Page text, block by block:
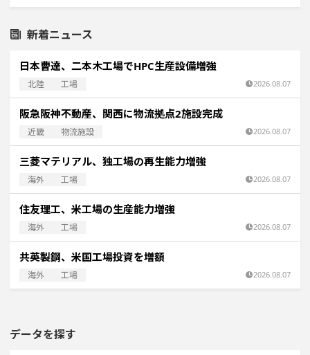
新着ニュース
日本曹達、二本木工場でHPC生産設備増強
北陸 工場 2026.08.07
阪急阪神不動産、関西に物流拠点2施設完成
近畿 物流施設 2026.08.07
三菱マテリアル、独工場の再生能力増強
海外 工場 2026.08.07
住友理工、米工場の生産能力増強
海外 工場 2026.08.07
共英製鋼、米国工場投資を増額
海外 工場 2026.08.07
データを探す